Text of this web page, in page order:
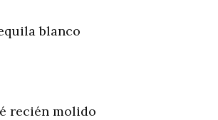
blanco
recién molido